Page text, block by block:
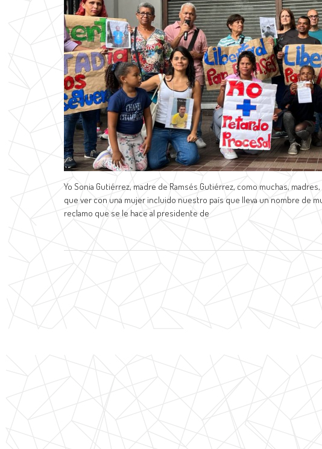
Yo Sonia Gutiérrez, madre de Ramsés Gutiérrez, como muchas,
que ver con una mujer incluido nuestro país que lleva un nombre de
reclamo que se le hace al presidente de